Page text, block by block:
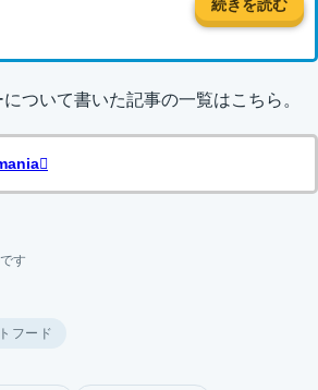
続きを読む
ついて書いた記事の一覧はこちら。
す
フード